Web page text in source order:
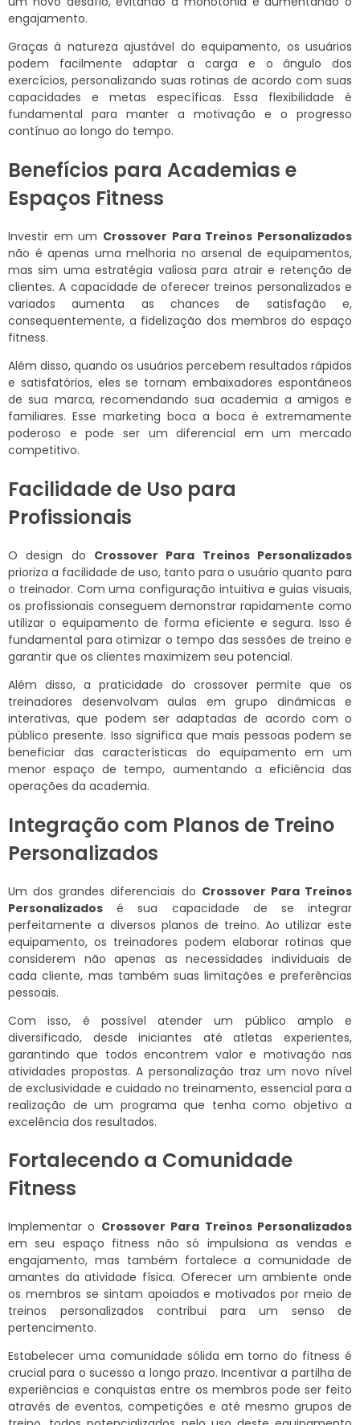
engajamento.
Graças à natureza ajustável do equipamento, os usuários
podem facilmente adaptar a carga e o ângulo dos
exercícios, personalizando suas rotinas de acordo com suas
capacidades e metas específicas. Essa flexibilidade é
fundamental para manter a motivação e o progresso
contínuo ao longo do tempo.
Benefícios para Academias e
Espaços Fitness
Investir em um Crossover Para Treinos Personalizados
não é apenas uma melhoria no arsenal de equipamentos,
mas sim uma estratégia valiosa para atrair e retenção de
clientes. A capacidade de oferecer treinos personalizados e
variados aumenta as chances de satisfação e,
consequentemente, a fidelização dos membros do espaço
fitness.
Além disso, quando os usuários percebem resultados rápidos
e satisfatórios, eles se tornam embaixadores espontâneos
de sua marca, recomendando sua academia a amigos e
familiares. Esse marketing boca a boca é extremamente
poderoso e pode ser um diferencial em um mercado
competitivo.
Facilidade de Uso para
Profissionais
O design do Crossover Para Treinos Personalizados
prioriza a facilidade de uso, tanto para o usuário quanto para
o treinador. Com uma configuração intuitiva e guias visuais,
os profissionais conseguem demonstrar rapidamente como
utilizar o equipamento de forma eficiente e segura. Isso é
fundamental para otimizar o tempo das sessões de treino e
garantir que os clientes maximizem seu potencial.
Além disso, a praticidade do crossover permite que os
treinadores desenvolvam aulas em grupo dinâmicas e
interativas, que podem ser adaptadas de acordo com o
público presente. Isso significa que mais pessoas podem se
beneficiar das características do equipamento em um
menor espaço de tempo, aumentando a eficiência das
operações da academia.
Integração com Planos de Treino
Personalizados
Um dos grandes diferenciais do Crossover Para Treinos
Personalizados é sua capacidade de se integrar
perfeitamente a diversos planos de treino. Ao utilizar este
equipamento, os treinadores podem elaborar rotinas que
considerem não apenas as necessidades individuais de
cada cliente, mas também suas limitações e preferências
pessoais.
Com isso, é possível atender um público amplo e
diversificado, desde iniciantes até atletas experientes,
garantindo que todos encontrem valor e motivação nas
atividades propostas. A personalização traz um novo nível
de exclusividade e cuidado no treinamento, essencial para a
realização de um programa que tenha como objetivo a
excelência dos resultados.
Fortalecendo a Comunidade
Fitness
Implementar o Crossover Para Treinos Personalizados
em seu espaço fitness não só impulsiona as vendas e
engajamento, mas também fortalece a comunidade de
amantes da atividade física. Oferecer um ambiente onde
os membros se sintam apoiados e motivados por meio de
treinos personalizados contribui para um senso de
pertencimento.
Estabelecer uma comunidade sólida em torno do fitness é
crucial para o sucesso a longo prazo. Incentivar a partilha de
experiências e conquistas entre os membros pode ser feito
através de eventos, competições e até mesmo grupos de